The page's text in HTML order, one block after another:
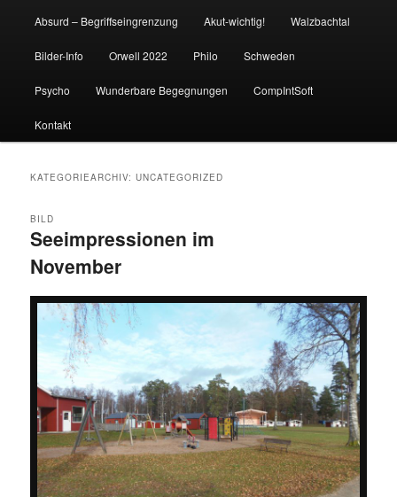
Absurd – Begriffseingrenzung Akut-wichtig! Walzbachtal
Bilder-Info Orwell 2022 Philo Schweden
Psycho Wunderbare Begegnungen CompIntSoft
Kontakt
KATEGORIEARCHIV:UNCATEGORIZED
Seeimpressionen im
November
BILD